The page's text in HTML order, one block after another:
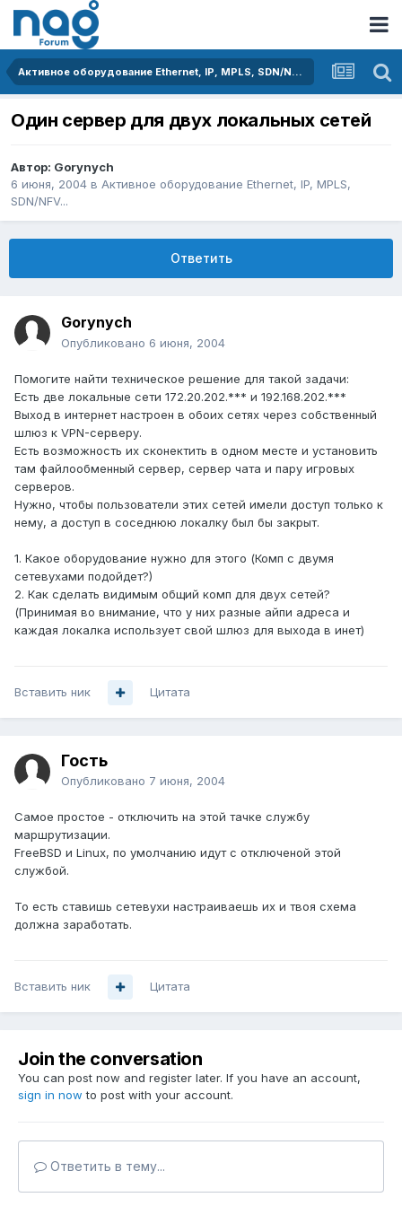
Активное оборудование Ethernet, IP, MPLS, SDN/NFV...
Один сервер для двух локальных сетей
Автор: Gorynych
6 июня, 2004 в Активное оборудование Ethernet, IP, MPLS,
SDN/NFV...
Ответить
Gorynych
Опубликовано 6 июня, 2004
Помогите найти техническое решение для такой задачи:
Есть две локальные сети 172.20.202.*** и 192.168.202.***
Выход в интернет настроен в обоих сетях через собственный
шлюз к VPN-серверу.
Есть возможность их сконектить в одном месте и установить
там файлообменный сервер, сервер чата и пару игровых
серверов.
Нужно, чтобы пользователи этих сетей имели доступ только к
нему, а доступ в соседнюю локалку был бы закрыт.
1. Какое оборудование нужно для этого (Комп с двумя
сетевухами подойдет?)
2. Как сделать видимым общий комп для двух сетей?
(Принимая во внимание, что у них разные айпи адреса и
каждая локалка использует свой шлюз для выхода в инет)
Вставить ник Цитата
Гость
Опубликовано 7 июня, 2004
Самое простое - отключить на этой тачке службу
маршрутизации.
FreeBSD и Linux, по умолчанию идут с отключеной этой
службой.
То есть ставишь сетевухи настраиваешь их и твоя схема
должна заработать.
Вставить ник Цитата
Join the conversation
You can post now and register later. If you have an account,
sign in now to post with your account.
Ответить в тему...